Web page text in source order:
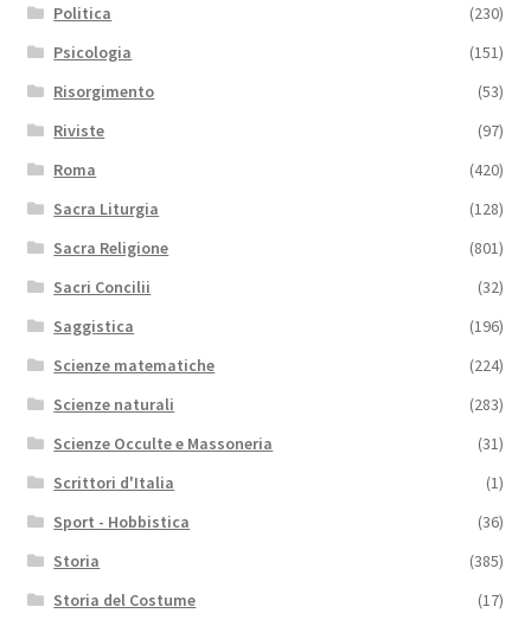
Politica
(230)
Psicologia
(151)
Risorgimento
(53)
Riviste
(97)
Roma
(420)
Sacra Liturgia
(128)
Sacra Religione
(801)
Sacri Concilii
(32)
Saggistica
(196)
Scienze matematiche
(224)
Scienze naturali
(283)
Scienze Occulte e Massoneria
(31)
Scrittori d'Italia
(1)
Sport - Hobbistica
(36)
Storia
(385)
Storia del Costume
(17)